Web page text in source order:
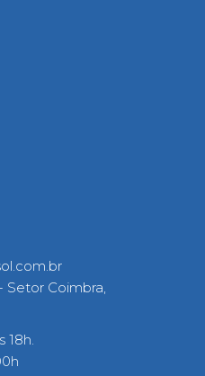
Setor Coimbra,
18h.